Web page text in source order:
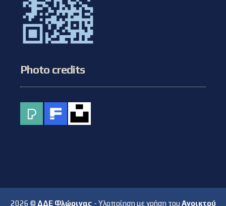
Photo credits
2026 © ΔΔΕ Φλώρινας - Υλοποίηση με χρήση του Ανοικτού